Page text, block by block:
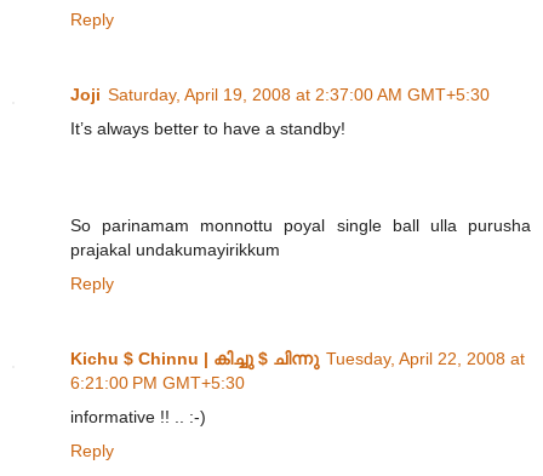
Reply
Joji Saturday, April 19, 2008 at 2:37:00 AM GMT+5:30
It’s always better to have a standby!
So parinamam monnottu poyal single ball ulla purusha
prajakal undakumayirikkum
Reply
Kichu $ Chinnu | കിച്ചു $ ചിന്നു Tuesday, April 22, 2008 at
6:21:00 PM GMT+5:30
informative !! .. :-)
Reply